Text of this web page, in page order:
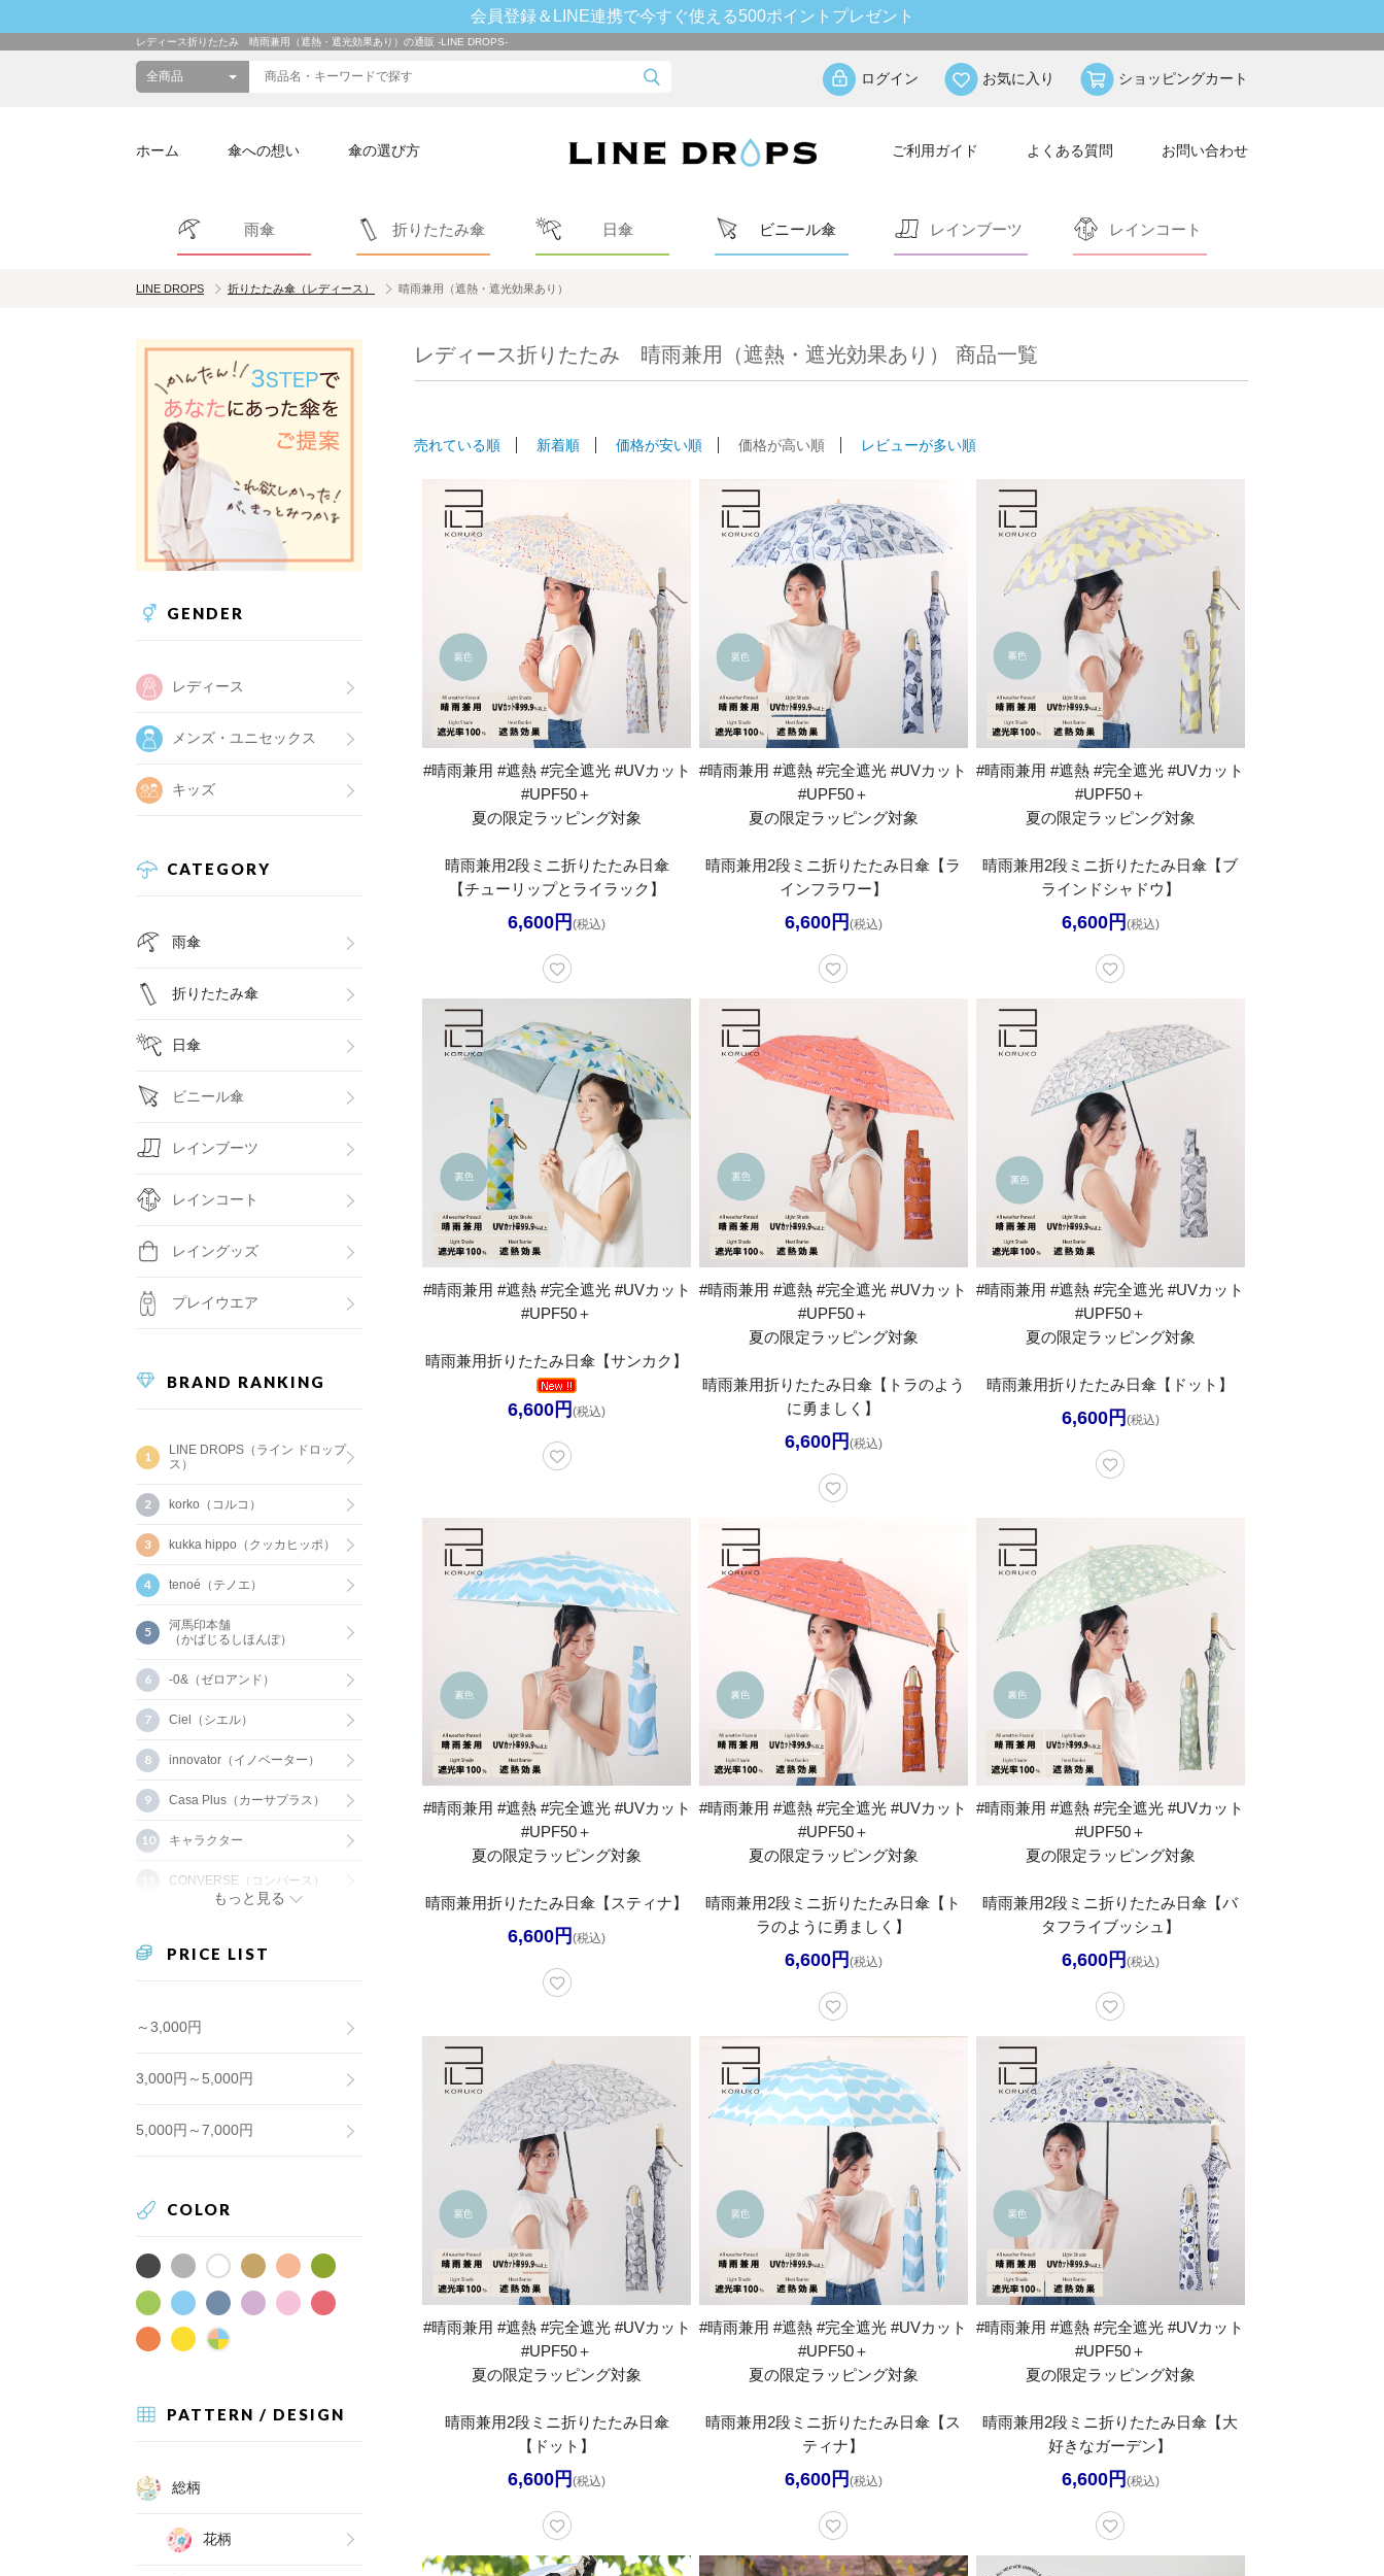
会員登録＆LINE連携で今すぐ使える500ポイントプレゼント
レディース折りたたみ 晴雨兼用（遮熱・遮光効果あり）の通販 -LINE DROPS-
ログイン お気に入り ショッピングカート
ホーム 傘への想い 傘の選び方 ご利用ガイド よくある質問 お問い合わせ
雨傘 折りたたみ傘 日傘 ビニール傘 レインブーツ レインコート
LINE DROPS 折りたたみ傘（レディース） 晴雨兼用（遮熱・遮光効果あり）
GENDER
レディース
メンズ・ユニセックス
キッズ
CATEGORY
雨傘
折りたたみ傘
日傘
ビニール傘
レインブーツ
レインコート
レイングッズ
プレイウエア
BRAND RANKING
LINE DROPS（ライン ドロップ
ス）
korko（コルコ）
kukka hippo（クッカヒッポ）
tenoé（テノエ）
河馬印本舗
（かばじるしほんぽ）
-0&（ゼロアンド）
Ciel（シエル）
innovator（イノベーター）
Casa Plus（カーサプラス）
キャラクター
CONVERSE（コンバース）
もっと見る
PRICE LIST
～3,000円
3,000円～5,000円
5,000円～7,000円
COLOR
PATTERN / DESIGN
総柄
花柄
レディース折りたたみ 晴雨兼用（遮熱・遮光効果あり） 商品一覧
売れている順 新着順 価格が安い順 価格が高い順 レビューが多い順
#晴雨兼用 #遮熱 #完全遮光 #UVカット
#UPF50＋
夏の限定ラッピング対象
晴雨兼用2段ミニ折りたたみ日傘
【チューリップとライラック】
6,600円 (税込)
#晴雨兼用 #遮熱 #完全遮光 #UVカット
#UPF50＋
夏の限定ラッピング対象
晴雨兼用2段ミニ折りたたみ日傘【ラ
インフラワー】
6,600円 (税込)
#晴雨兼用 #遮熱 #完全遮光 #UVカット
#UPF50＋
夏の限定ラッピング対象
晴雨兼用2段ミニ折りたたみ日傘【ブ
ラインドシャドウ】
6,600円 (税込)
#晴雨兼用 #遮熱 #完全遮光 #UVカット
#UPF50＋
晴雨兼用折りたたみ日傘【サンカク】
6,600円 (税込)
#晴雨兼用 #遮熱 #完全遮光 #UVカット
#UPF50＋
夏の限定ラッピング対象
晴雨兼用折りたたみ日傘【トラのよう
に勇ましく】
6,600円 (税込)
#晴雨兼用 #遮熱 #完全遮光 #UVカット
#UPF50＋
夏の限定ラッピング対象
晴雨兼用折りたたみ日傘【ドット】
6,600円 (税込)
#晴雨兼用 #遮熱 #完全遮光 #UVカット
#UPF50＋
夏の限定ラッピング対象
晴雨兼用折りたたみ日傘【スティナ】
6,600円 (税込)
#晴雨兼用 #遮熱 #完全遮光 #UVカット
#UPF50＋
夏の限定ラッピング対象
晴雨兼用2段ミニ折りたたみ日傘【ト
ラのように勇ましく】
6,600円 (税込)
#晴雨兼用 #遮熱 #完全遮光 #UVカット
#UPF50＋
夏の限定ラッピング対象
晴雨兼用2段ミニ折りたたみ日傘【バ
タフライブッシュ】
6,600円 (税込)
#晴雨兼用 #遮熱 #完全遮光 #UVカット
#UPF50＋
夏の限定ラッピング対象
晴雨兼用2段ミニ折りたたみ日傘
【ドット】
6,600円 (税込)
#晴雨兼用 #遮熱 #完全遮光 #UVカット
#UPF50＋
夏の限定ラッピング対象
晴雨兼用2段ミニ折りたたみ日傘【ス
ティナ】
6,600円 (税込)
#晴雨兼用 #遮熱 #完全遮光 #UVカット
#UPF50＋
夏の限定ラッピング対象
晴雨兼用2段ミニ折りたたみ日傘【大
好きなガーデン】
6,600円 (税込)